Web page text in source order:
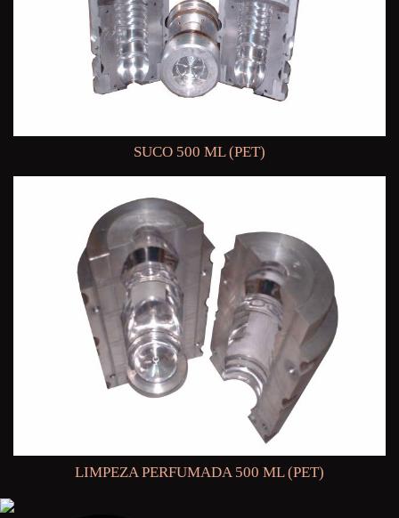
SUCO 500 ML (PET)
LIMPEZA PERFUMADA 500 ML (PET)